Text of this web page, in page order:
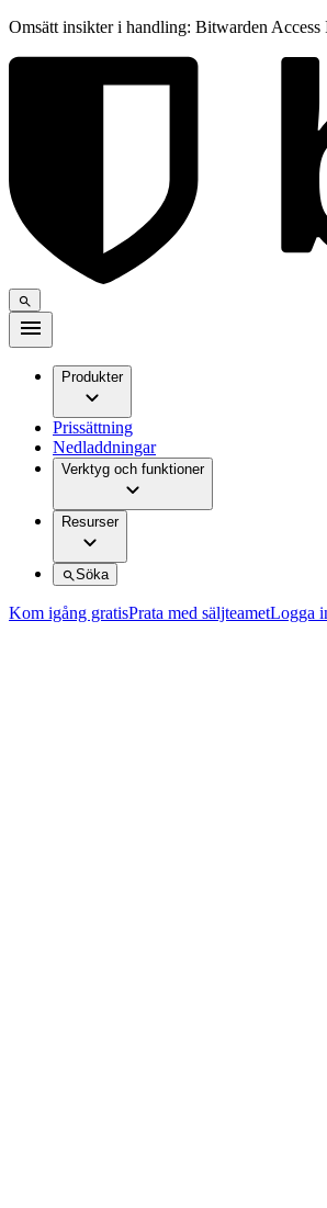
Omsätt insikter i handling: Bitwarden
Produkter
Prissättning
Nedladdningar
Verktyg och funktioner
Resurser
Söka
Kom igång gratisPrata med säljteametLogga